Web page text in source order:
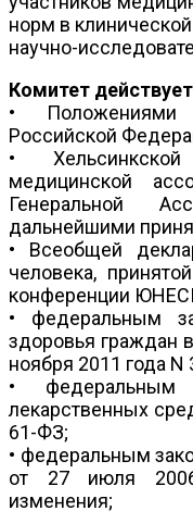
норм в
научно-
Комитет
•
Российской
•
медицинской
Генеральной
дальнейшими
• Всеобщей
человека,
конференции
• федеральным
здоровья граждан
ноября 2011 года
•
лекарственных
61-ФЗ;
• федеральным
от 27 июля
изменения;